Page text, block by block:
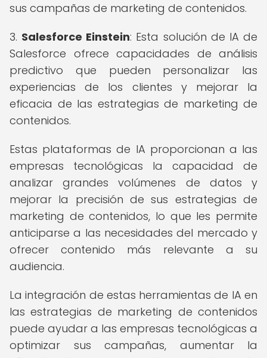
sus campañas de marketing de contenidos.
3. Salesforce Einstein: Esta solución de IA de
Salesforce ofrece capacidades de análisis
predictivo que pueden personalizar las
experiencias de los clientes y mejorar la
eficacia de las estrategias de marketing de
contenidos.
Estas plataformas de IA proporcionan a las
empresas tecnológicas la capacidad de
analizar grandes volúmenes de datos y
mejorar la precisión de sus estrategias de
marketing de contenidos, lo que les permite
anticiparse a las necesidades del mercado y
ofrecer contenido más relevante a su
audiencia.
La integración de estas herramientas de IA en
las estrategias de marketing de contenidos
puede ayudar a las empresas tecnológicas a
optimizar sus campañas, aumentar la